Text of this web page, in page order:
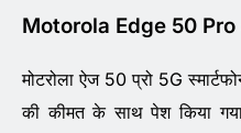
Motorola Edge 50 Pro
मोटरोला ऐज 50 प्रो 5G
की कीमत के साथ पेश किया